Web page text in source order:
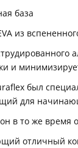
база
из
и
был
для
в то же время
отличный